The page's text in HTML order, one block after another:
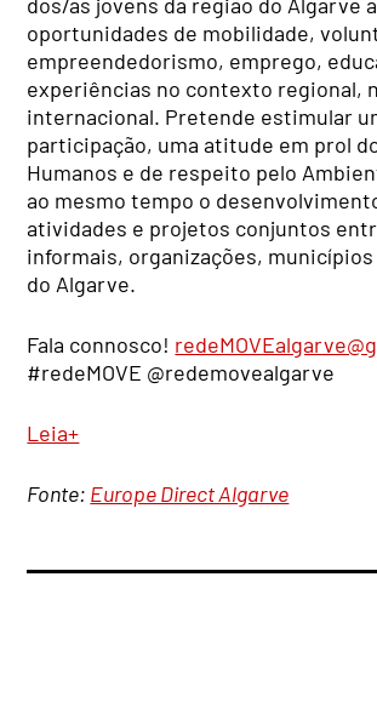
oportunidades de mobilidade,
empreendedorismo, emprego,
experiências no contexto regional,
internacional. Pretende estimular
participação, uma atitude em prol
Humanos e de respeito pelo
ao mesmo tempo o
atividades e projetos conjuntos
informais, organizações,
do Algarve.
Fala connosco!
#redeMOVE @redemovealgarve
Leia+
Fonte: Europe Direct Algarve